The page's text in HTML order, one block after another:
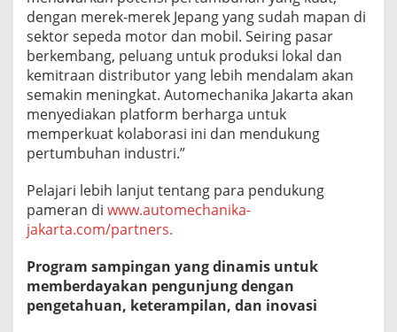
dengan merek-merek Jepang yang sudah mapan di
sektor sepeda motor dan mobil. Seiring pasar
berkembang, peluang untuk produksi lokal dan
kemitraan distributor yang lebih mendalam akan
semakin meningkat. Automechanika Jakarta akan
menyediakan platform berharga untuk
memperkuat kolaborasi ini dan mendukung
pertumbuhan industri.”
Pelajari lebih lanjut tentang para pendukung
pameran di www.automechanika-
jakarta.com/partners.
Program sampingan yang dinamis untuk
memberdayakan pengunjung dengan
pengetahuan, keterampilan, dan inovasi